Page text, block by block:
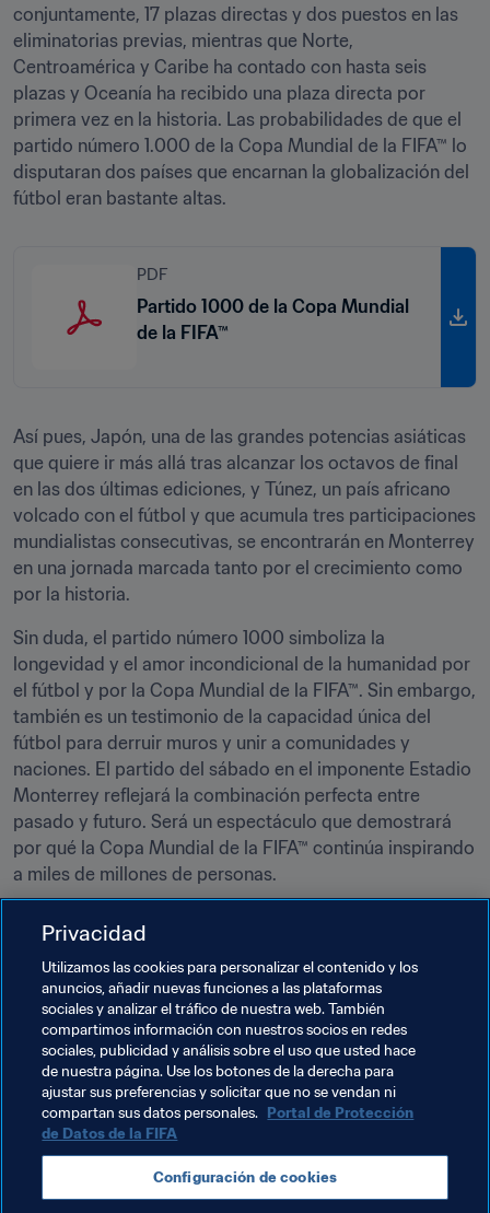
conjuntamente, 17 plazas directas y dos puestos en las
eliminatorias previas, mientras que Norte,
Centroamérica y Caribe ha contado con hasta seis
plazas y Oceanía ha recibido una plaza directa por
primera vez en la historia. Las probabilidades de que el
partido número 1.000 de la Copa Mundial de la FIFA™ lo
disputaran dos países que encarnan la globalización del
fútbol eran bastante altas.
PDF
Partido 1000 de la Copa Mundial
de la FIFA™
Así pues, Japón, una de las grandes potencias asiáticas
que quiere ir más allá tras alcanzar los octavos de final
en las dos últimas ediciones, y Túnez, un país africano
volcado con el fútbol y que acumula tres participaciones
mundialistas consecutivas, se encontrarán en Monterrey
en una jornada marcada tanto por el crecimiento como
por la historia.
Sin duda, el partido número 1000 simboliza la
longevidad y el amor incondicional de la humanidad por
el fútbol y por la Copa Mundial de la FIFA™. Sin embargo,
también es un testimonio de la capacidad única del
fútbol para derruir muros y unir a comunidades y
naciones. El partido del sábado en el imponente Estadio
Monterrey reflejará la combinación perfecta entre
pasado y futuro. Será un espectáculo que demostrará
por qué la Copa Mundial de la FIFA™ continúa inspirando
a miles de millones de personas.
circunstancias”, concluyó Skhiri.
Temas relacionados
Organización Copa Mundial de la FIFA 2026™
USA Concacaf Canada México
Privacidad
Utilizamos las cookies para personalizar el contenido y los
anuncios, añadir nuevas funciones a las plataformas
sociales y analizar el tráfico de nuestra web. También
compartimos información con nuestros socios en redes
sociales, publicidad y análisis sobre el uso que usted hace
de nuestra página. Use los botones de la derecha para
ajustar sus preferencias y solicitar que no se vendan ni
compartan sus datos personales. Portal de Protección
de Datos de la FIFA
Configuración de cookies